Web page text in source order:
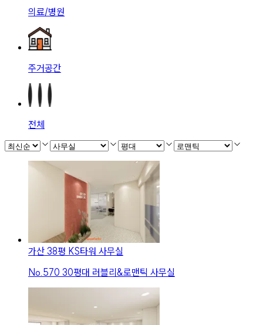
의료/병원
주거공간
전체
가산 38평 KS타워 사무실
No. 570 30평대 러블리&로맨틱 사무실